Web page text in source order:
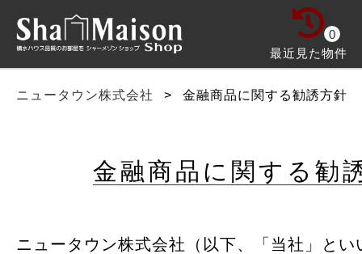
最近見た物件
0
ニュータウン株式会社 > 金融商品に関する勧誘方針
金融商品に関する勧
ニュータウン株式会社（以下、「当社」とい